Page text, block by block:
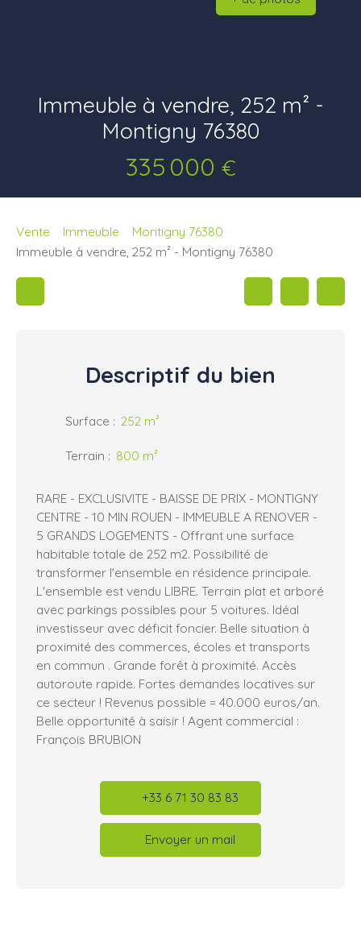
Immeuble à vendre, 252 m² -
Montigny 76380
335 000 €
Vente Immeuble
Montigny 76380
Immeuble à vendre, 252 m² - Montigny 76380
Descriptif du bien
Surface : 252 m²
Terrain : 800 m²
RARE - EXCLUSIVITE - BAISSE DE PRIX - MONTIGNY
CENTRE - 10 MIN ROUEN - IMMEUBLE A RENOVER -
5 GRANDS LOGEMENTS - Offrant une surface
habitable totale de 252 m2. Possibilité de
transformer l'ensemble en résidence principale.
L'ensemble est vendu LIBRE. Terrain plat et arboré
avec parkings possibles pour 5 voitures. Idéal
investisseur avec déficit foncier. Belle situation à
proximité des commerces, écoles et transports
en commun . Grande forêt à proximité. Accès
autoroute rapide. Fortes demandes locatives sur
ce secteur ! Revenus possible = 40.000 euros/an.
Belle opportunité à saisir ! Agent commercial :
François BRUBION
+33 6 71 30 83 83
Envoyer un mail